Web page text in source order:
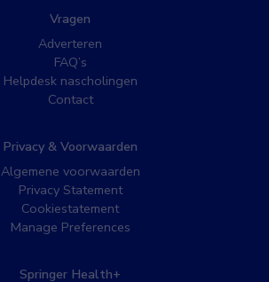
Vragen
Adverteren
FAQ’s
Helpdesk nascholingen
Contact
Privacy & Voorwaarden
Algemene voorwaarden
Privacy Statement
Cookiestatement
Manage Preferences
Springer Health+